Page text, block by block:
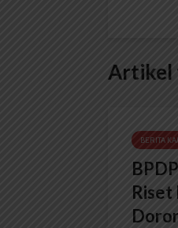
Artikel
BERITA
Riset